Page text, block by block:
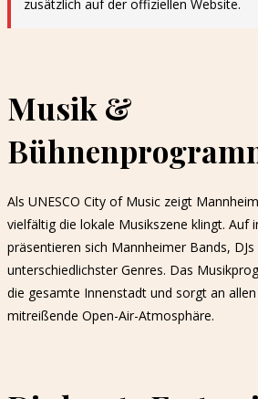
zusätzlich auf der offiziellen Website.
Musik &
Als UNESCO City of Music zeigt
vielfältig die lokale Musikszene klingt. Auf
präsentieren sich Mannheimer Bands,
unterschiedlichster Genres. Das
die gesamte Innenstadt und sorgt an
mitreißende Open-Air-Atmosphäre.